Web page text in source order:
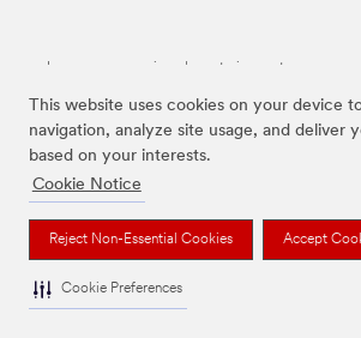
This website uses cookies on your device
navigation, analyze site usage, and deliver
based on your interests.
Cookie Notice
Reject Non-Essential Cookies Accept
Cookie Preferences
Las marcas mencionadas anteriormente son